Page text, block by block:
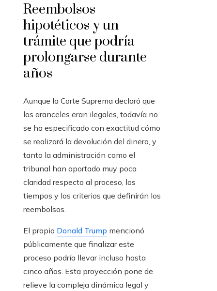
Reembolsos
hipotéticos y un
trámite que podría
prolongarse durante
años
Aunque la Corte Suprema declaró que
los aranceles eran ilegales, todavía no
se ha especificado con exactitud cómo
se realizará la devolución del dinero, y
tanto la administración como el
tribunal han aportado muy poca
claridad respecto al proceso, los
tiempos y los criterios que definirán los
reembolsos.
El propio Donald Trump mencionó
públicamente que finalizar este
proceso podría llevar incluso hasta
cinco años. Esta proyección pone de
relieve la compleja dinámica legal y